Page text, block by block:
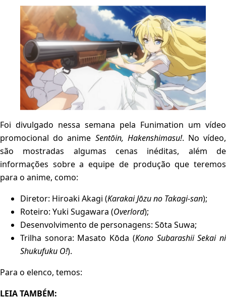
Foi divulgado nessa semana pela Funimation um vídeo
promocional do anime Sentōin, Hakenshimasu!. No vídeo,
são mostradas algumas cenas inéditas, além de
informações sobre a equipe de produção que teremos
para o anime, como:
Diretor: Hiroaki Akagi (Karakai Jōzu no Takagi-san);
Roteiro: Yuki Sugawara (Overlord);
Desenvolvimento de personagens: Sōta Suwa;
Trilha sonora: Masato Kōda (Kono Subarashii Sekai ni
Shukufuku O!).
Para o elenco, temos:
LEIA TAMBÉM: